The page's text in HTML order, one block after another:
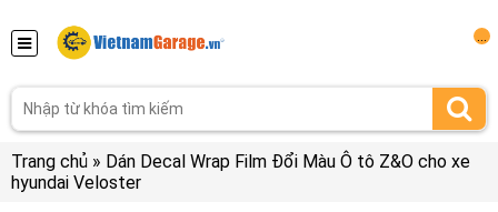
Trang chủ » Dán Decal Wrap Film Đổi Màu Ô tô Z&O cho xe
hyundai Veloster